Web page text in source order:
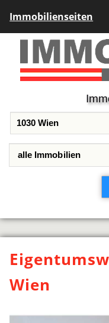
Immobilienseiten
Wien